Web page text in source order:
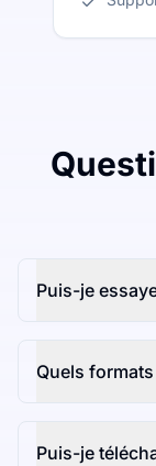
Puis-je
Quels
Puis-je